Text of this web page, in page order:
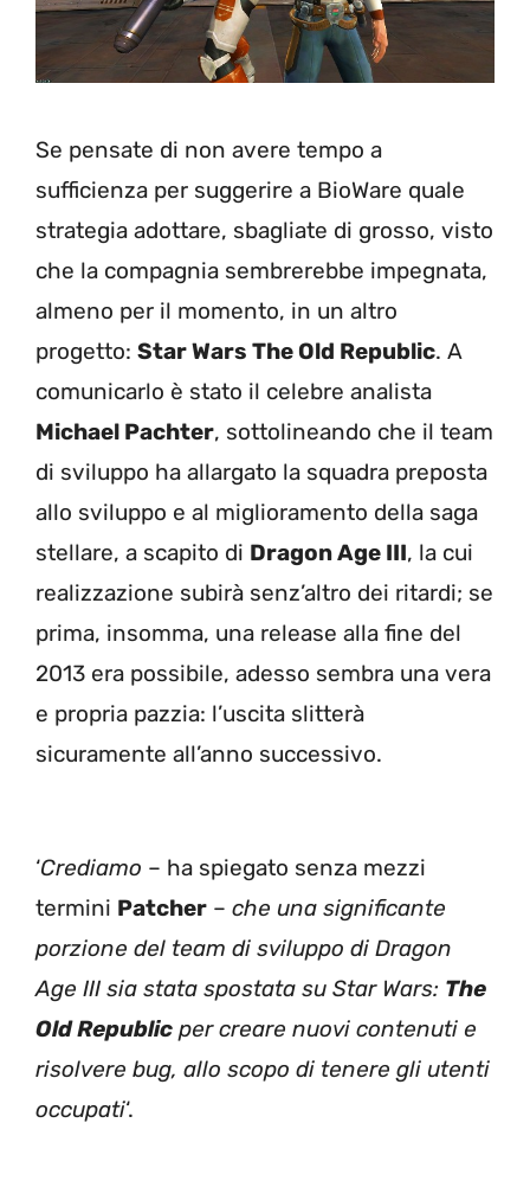
Se pensate di non avere tempo a
sufficienza per suggerire a BioWare quale
strategia adottare, sbagliate di grosso, visto
che la compagnia sembrerebbe impegnata,
almeno per il momento, in un altro
progetto: Star Wars The Old Republic. A
comunicarlo è stato il celebre analista
Michael Pachter, sottolineando che il team
di sviluppo ha allargato la squadra preposta
allo sviluppo e al miglioramento della saga
stellare, a scapito di Dragon Age III, la cui
realizzazione subirà senz’altro dei ritardi; se
prima, insomma, una release alla fine del
2013 era possibile, adesso sembra una vera
e propria pazzia: l’uscita slitterà
sicuramente all’anno successivo.
‘Crediamo – ha spiegato senza mezzi
termini Patcher – che una significante
porzione del team di sviluppo di Dragon
Age III sia stata spostata su Star Wars: The
Old Republic per creare nuovi contenuti e
risolvere bug, allo scopo di tenere gli utenti
occupati‘.